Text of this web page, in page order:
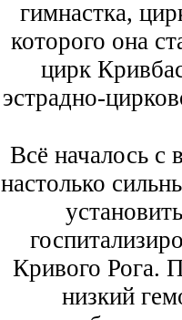
гимнастка,
которого она
цирк
эстрадно-
Всё началось с
настолько
Кривого Рога.
низкий